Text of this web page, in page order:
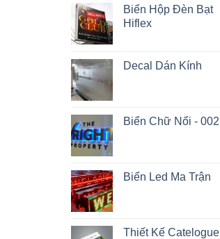
Biển Hộp Đèn Bạt
Hiflex
Decal Dán Kính
Biển Chữ Nổi - 002
Biển Led Ma Trận
Thiết Kế Catelogue